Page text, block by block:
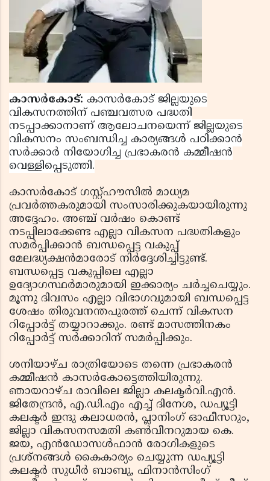
കാസര്‍കോട്: കാസര്‍കോട് ജില്ലയുടെ
വികസനത്തിന് പഞ്ചവത്സര പദ്ധതി
നടപ്പാക്കാനാണ് ആലോചനയെന്ന് ജില്ലയുടെ
വികസനം സംബന്ധിച്ച കാര്യങ്ങള്‍ പഠിക്കാന്‍
സര്‍ക്കാര്‍ നിയോഗിച്ച പ്രഭാകരന്‍ കമ്മീഷന്‍
വെള്ളിപ്പെടുത്തി.
കാസര്‍കോട് ഗസ്റ്റ്ഹൗസില്‍ മാധ്യമ
പ്രവര്‍ത്തകരുമായി സംസാരിക്കുകയായിരുന്നു
അദ്ദേഹം. അഞ്ച് വര്‍ഷം കൊണ്ട്
നടപ്പിലാക്കേണ്ട എല്ലാ വികസന പദ്ധതികളും
സമര്‍പ്പിക്കാന്‍ ബന്ധപ്പെട്ട വകുപ്പ്
മേലദ്ധ്യക്ഷന്‍മാരോട് നിര്‍ദ്ദേശിച്ചിട്ടുണ്ട്.
ബന്ധപ്പെട്ട വകുപ്പിലെ എല്ലാ
ഉദ്യോഗസ്ഥര്‍മാരുമായി ഇക്കാര്യം ചര്‍ച്ചചെയ്യും.
മൂന്നു ദിവസം എല്ലാ വിഭാഗവുമായി ബന്ധപ്പെട്ട
ശേഷം തിരുവനന്തപുരത്ത് ചെന്ന് വികസന
റിപ്പോര്‍ട്ട് തയ്യാറാക്കും. രണ്ട് മാസത്തിനകം
റിപ്പോര്‍ട്ട് സര്‍ക്കാറിന് സമര്‍പ്പിക്കും.
ശനിയാഴ്ച രാത്രിയോടെ തന്നെ പ്രഭാകരന്‍
കമ്മീഷന്‍ കാസര്‍കോട്ടെത്തിയിരുന്നു.
ഞായറാഴ്ച രാവിലെ ജില്ലാ കലക്ടര്‍വി.എന്‍.
ജിതേന്ദ്രന്‍, എ.ഡി.എം എച്ച് ദിനേശ, ഡപ്യൂട്ടി
കലക്ടര്‍ ഇന്ദു കലാധരന്‍, പ്ലാനിംഗ് ഓഫീസറും,
ജില്ലാ വികസനസമതി കണ്‍വീനറുമായ കെ.
ജയ, എന്‍ഡോസള്‍ഫാന്‍ രോഗികളുടെ
പ്രശ്‌നങ്ങള്‍ കൈകാര്യം ചെയ്യുന്ന ഡപ്യൂട്ടി
കലക്ടര്‍ സുധീര്‍ ബാബു, ഫിനാന്‍സിംഗ്